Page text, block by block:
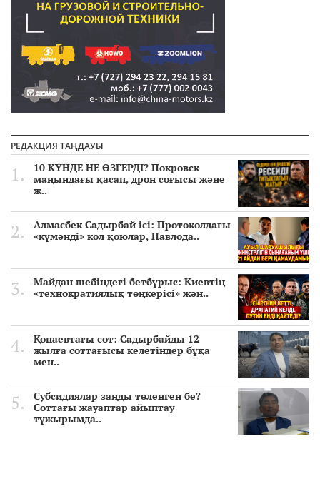
РЕДАКЦИЯ ТАҢДАУЫ
10 КҮНДЕ НЕ ӨЗГЕРДІ? Покровск
маңындағы қасап, дрон соғысы және
ж..
Алмасбек Садырбай ісі: Протоколдағы
«күмәнді» кол қоюлар, Павлода..
Майдан шебіндегі бетбұрыс: Киевтің
«технократиялық төңкерісі» жән..
Қонаевтағы сот: Садырбайды 12
жылға соттағысы келетіндер бұқа
мен..
Субсидиялар заңды төленген бе?
Соттағы жауаптар айыптау
тұжырымда..